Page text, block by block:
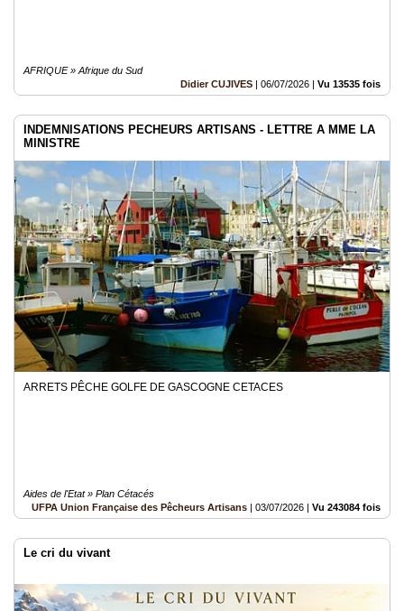
AFRIQUE » Afrique du Sud
Didier CUJIVES | 06/07/2026 | Vu 13535 fois
INDEMNISATIONS PECHEURS ARTISANS - LETTRE A MME LA
MINISTRE
ARRETS PÊCHE GOLFE DE GASCOGNE CETACES
Aides de l'Etat » Plan Cétacés
UFPA Union Française des Pêcheurs Artisans | 03/07/2026 | Vu 243084 fois
Le cri du vivant